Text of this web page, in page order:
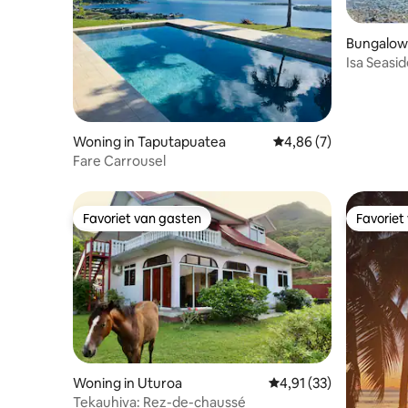
Woning in Taputapuatea Gemiddelde
4,86 (7)
Fare Carrousel
Isa
Favoriet van gasten
Favoriet van gasten
Woning in Uturoa Gemiddelde
4,91 (33)
Tekauhiva: Rez-de-chaussé